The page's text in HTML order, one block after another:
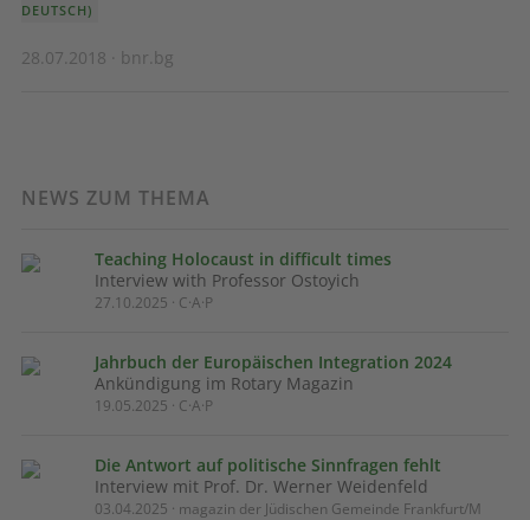
DEUTSCH)
28.07.2018 · bnr.bg
NEWS ZUM THEMA
Teaching Holocaust in difficult times
Interview with Professor Ostoyich
27.10.2025 · C·A·P
Jahrbuch der Europäischen Integration 2024
Ankündigung im Rotary Magazin
19.05.2025 · C·A·P
Die Antwort auf politische Sinnfragen fehlt
Interview mit Prof. Dr. Werner Weidenfeld
03.04.2025 · magazin der Jüdischen Gemeinde Frankfurt/M